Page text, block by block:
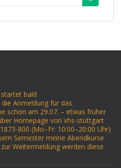
bald
Anmeldung für das
schon am 29.07. – etwas früher
Homepage von vhs-stuttgart
800 (Mo–Fr: 10:00–20:00 Uhr)
Semester meine Abendkurse
Weitermeldung werden diese